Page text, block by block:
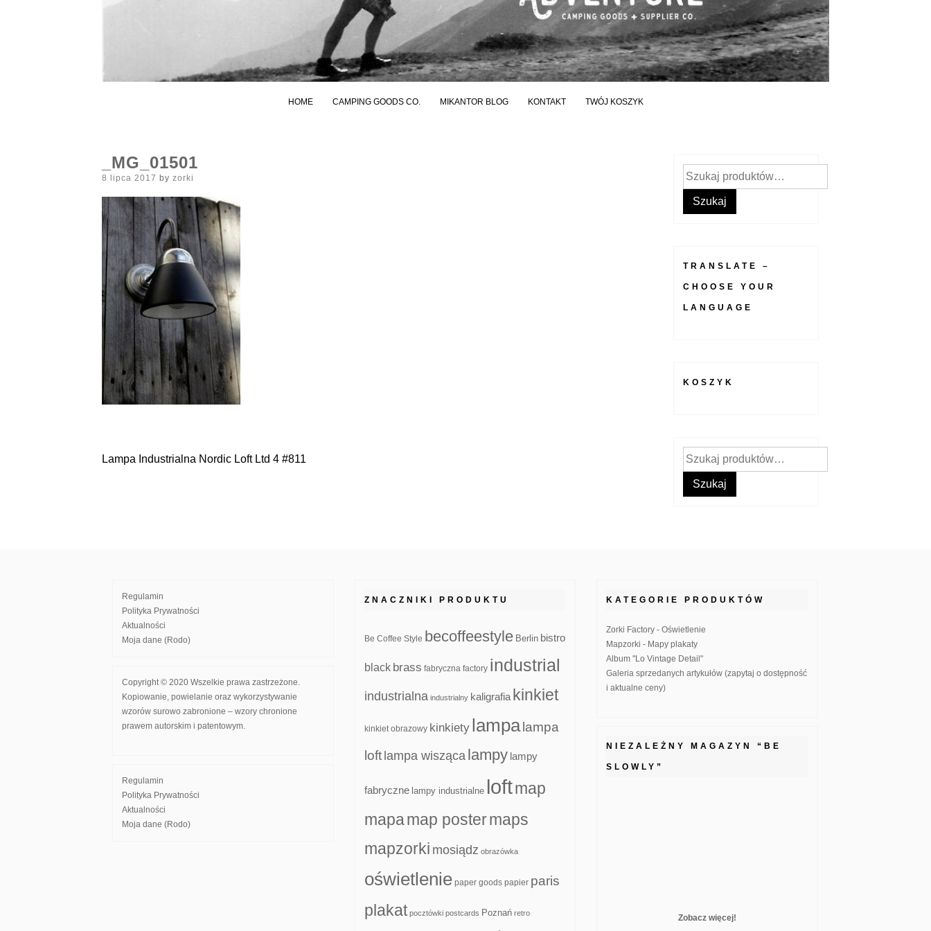
HOME CAMPING GOODS CO. MIKANTOR BLOG KONTAKT TWÓJ KOSZYK
_MG_01501
Posted
8 lipca 2017 by zorki
Nawigacja
Lampa Industrialna Nordic Loft Ltd 4 #811
Szukaj:
Szukaj
TRANSLATE –
CHOOSE YOUR
LANGUAGE
KOSZYK
Szukaj:
Szukaj
Regulamin
Polityka Prywatności
Aktualności
Moja dane (Rodo)
Copyright © 2020 Wszelkie prawa zastrzeżone.
Kopiowanie, powielanie oraz wykorzystywanie
wzorów surowo zabronione – wzory chronione
prawem autorskim i patentowym.
Regulamin
Polityka Prywatności
Aktualności
Moja dane (Rodo)
ZNACZNIKI PRODUKTU
Be Coffee Style becoffeestyle Berlin bistro
black brass fabryczna factory industrial
industrialna industrialny kaligrafia kinkiet
kinkiet obrazowy kinkiety lampa lampa
loft lampa wisząca lampy lampy
fabryczne lampy industrialne loftmap
mapamap postermaps
mapzorki mosiądz obrazówka
oświetlenie paper goods papier paris
plakat pocztówki postcards Poznań retro
KATEGORIE PRODUKTÓW
Zorki Factory - Oświetlenie
Mapzorki - Mapy plakaty
Album "Lo Vintage Detail"
Galeria sprzedanych artykułów (zapytaj o dostępność
i aktualne ceny)
NIEZALEŻNY MAGAZYN “BE
SLOWLY”
Zobacz więcej!